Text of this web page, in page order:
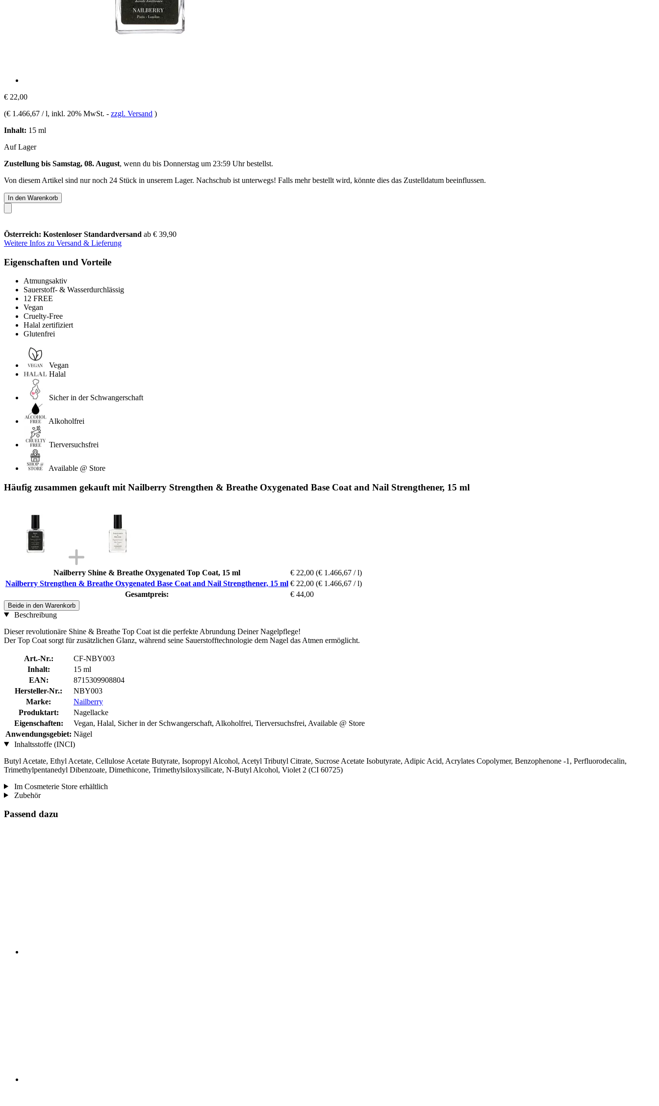
€ 22,00
(€ 1.466,67 / l, inkl. 20% MwSt. - zzgl. Versand )
Inhalt: 15 ml
Auf Lager
Zustellung bis Samstag, 08. August, wenn du bis Donnerstag um 23:59 Uhrbestellst.
Von diesem Artikel sind nur noch 24 Stück in unserem Lager. Nachschub ist unterwegs! Falls mehr bestellt wird, könnte dies das Zustelldatum beeinflussen.
In den Warenkorb
Österreich: Kostenloser Standardversand ab € 39,90
Weitere Infos zu Versand & Lieferung
Eigenschaften und Vorteile
Atmungsaktiv
Sauerstoff- & Wasserdurchlässig
12 FREE
Vegan
Cruelty-Free
Halal zertifiziert
Glutenfrei
Vegan
Halal
Sicher in der Schwangerschaft
Alkoholfrei
Tierversuchsfrei
Available @ Store
Häufig zusammen gekauft mit Nailberry Strengthen & Breathe Oxygenated Base Coat and Nail Strengthener, 15 ml
Nailberry Shine & Breathe Oxygenated Top Coat, 15 ml € 22,00 (€ 1.466,67 / l)
Nailberry Strengthen & Breathe Oxygenated Base Coat and Nail Strengthener, 15 ml € 22,00 (€ 1.466,67 / l)
Gesamtpreis:
€ 44,00
Beide in den Warenkorb
Beschreibung
Dieser revolutionäre Shine & Breathe Top Coat ist die perfekte Abrundung Deiner Nagelpflege!
Der Top Coat sorgt für zusätzlichen Glanz, während seine Sauerstofftechnologie dem Nagel das Atmen ermöglicht.
Art.-Nr.:
CF-NBY003
Inhalt:
15 ml
EAN:
8715309908804
Hersteller-Nr.:
NBY003
Marke:
Nailberry
Produktart:
Nagellacke
Eigenschaften:
Vegan, Halal, Sicher in der Schwangerschaft, Alkoholfrei, Tierversuchsfrei, Available @ Store
Anwendungsgebiet: Nägel
Inhaltsstoffe (INCI)
Butyl Acetate, Ethyl Acetate, Cellulose Acetate Butyrate, Isopropyl Alcohol, Acetyl Tributyl Citrate, Sucrose Acetate Isobutyrate, Adipic Acid, Acrylates Copolymer, Benzophenone ‐1, Perfluorodecalin,
Trimethylpentanedyl Dibenzoate, Dimethicone, Trimethylsiloxysilicate, N-Butyl Alcohol, Violet 2 (CI 60725)
Im Cosmeterie Store erhältlich
Zubehör
Passend dazu